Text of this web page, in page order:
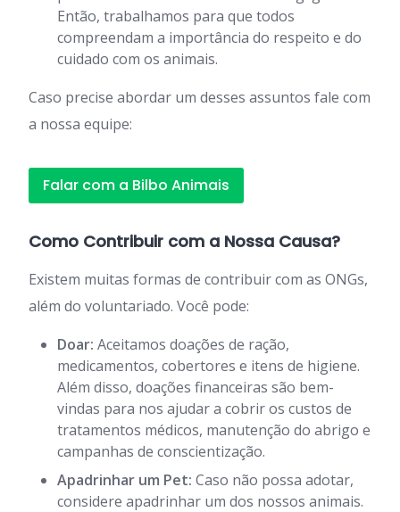
Então, trabalhamos para que todos
compreendam a importância do respeito e do
cuidado com os animais.
Caso precise abordar um desses assuntos fale com
a nossa equipe:
Falar com a Bilbo Animais
Como Contribuir com a Nossa Causa?
Existem muitas formas de contribuir com as ONGs,
além do voluntariado. Você pode:
Doar: Aceitamos doações de ração,
medicamentos, cobertores e itens de higiene.
Além disso, doações financeiras são bem-
vindas para nos ajudar a cobrir os custos de
tratamentos médicos, manutenção do abrigo e
campanhas de conscientização.
Apadrinhar um Pet: Caso não possa adotar,
considere apadrinhar um dos nossos animais.